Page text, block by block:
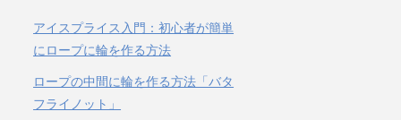
アイスプライス入門：初心者が簡単
にロープに輪を作る方法
ロープの中間に輪を作る方法「バタ
フライノット」